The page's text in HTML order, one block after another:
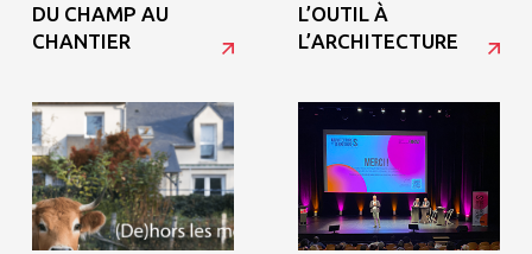
DU CHAMP AU
CHANTIER
L’OUTIL À
L’ARCHITECTURE